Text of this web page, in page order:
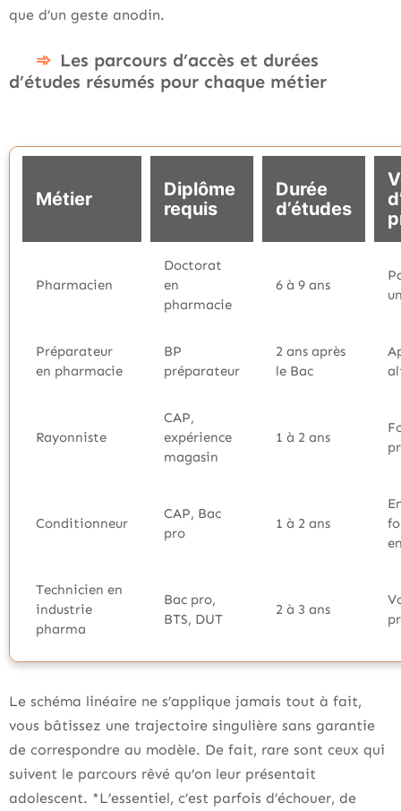
que d’un geste anodin.
Les parcours d’accès et durées
d’études résumés pour chaque métier
Métier
Diplôme
requis
Durée
d’études
Pharmacien
Doctorat
en
pharmacie
6 à 9 ans
Préparateur
en pharmacie
BP
préparateur
2 ans après
le Bac
Rayonniste
CAP,
expérience
magasin
1 à 2 ans
Conditionneur
CAP, Bac
pro
1 à 2 ans
Technicien en
industrie
pharma
Bac pro,
BTS, DUT
2 à 3 ans
Le schéma linéaire ne s’applique jamais tout à fait,
vous bâtissez une trajectoire singulière sans garantie
de correspondre au modèle. De fait, rare sont ceux qui
suivent le parcours rêvé qu’on leur présentait
adolescent. *L’essentiel, c’est parfois d’échouer, de